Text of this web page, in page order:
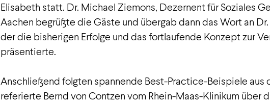
Elisabeth statt. Dr. Michael Ziemons, Dezernent für Soziales
Aachen begrüßte die Gäste und übergab dann das Wort an
der die bisherigen Erfolge und das fortlaufende Konzept zur
präsentierte.
Anschließend folgten spannende Best-Practice-Beispiele aus
referierte Bernd von Contzen vom Rhein-Maas-Klinikum über